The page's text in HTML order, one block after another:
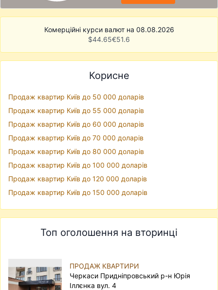
Комерційні курси валют на 08.08.2026
$44.65€51.6
Корисне
Продаж квартир Київ до 50 000 доларів
Продаж квартир Київ до 55 000 доларів
Продаж квартир Київ до 60 000 доларів
Продаж квартир Київ до 70 000 доларів
Продаж квартир Київ до 80 000 доларів
Продаж квартир Київ до 100 000 доларів
Продаж квартир Київ до 120 000 доларів
Продаж квартир Київ до 150 000 доларів
Топ оголошення на вторинці
ПРОДАЖ КВАРТИРИ
Черкаси Придніпровський р-н Юрія
Іллєнка вул. 4